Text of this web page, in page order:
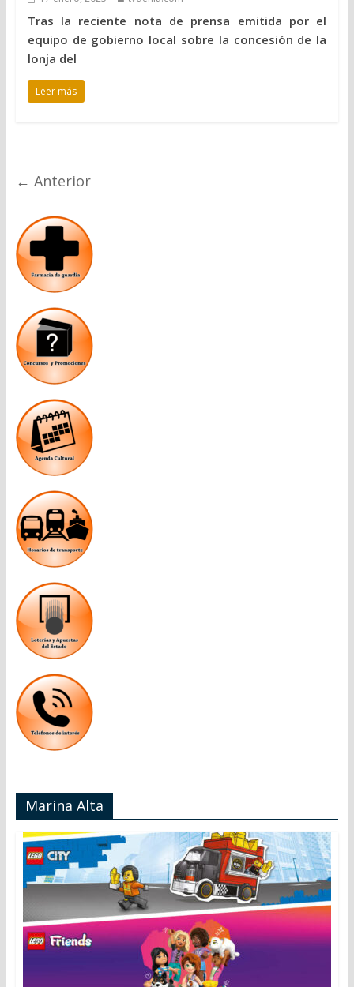
Tras la reciente nota de prensa emitida por el
equipo de gobierno local sobre la concesión de la
lonja del
Leer más
← Anterior
Marina Alta